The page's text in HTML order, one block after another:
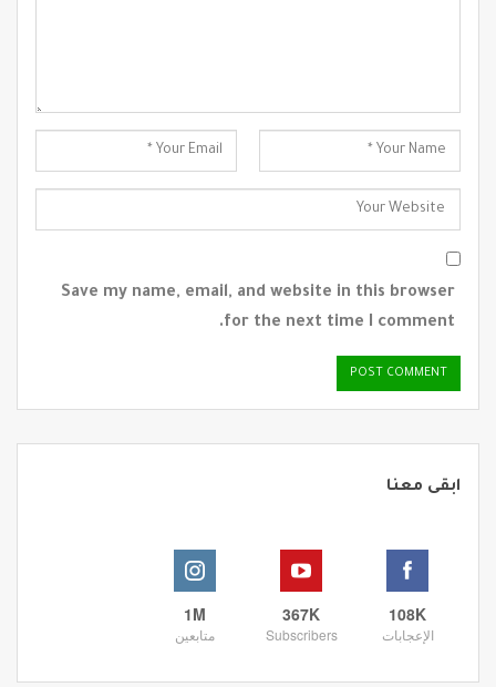
Save my name, email, and website in this browser
for the next time I comment.
ابقى معنا
108K
الإعجابات
367K
Subscribers
1M
متابعين